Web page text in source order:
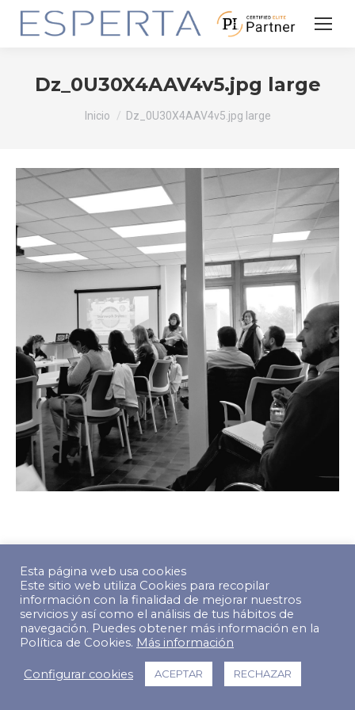
Dz_0U30X4AAV4v5.jpg large
Estás aquí:
Inicio Dz_0U30X4AAV4v5.jpg large
© Copyright 2022 The Predictive Index. Todos los derechos
reservados.
Footer Menu
Esta página web usa cookies
Este sitio web utiliza Cookies para recopilar
información con la finalidad de mejorar nuestros
servicios y así como el análisis de tus hábitos de
navegación. Puedes obtener más información en la
Política de Cookies. Más información
Configurar cookies ACEPTAR RECHAZAR